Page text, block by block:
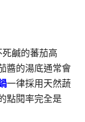
鹹的蕃茄高
醬的湯底通常會
一律採用天然蔬
點閱率完全是